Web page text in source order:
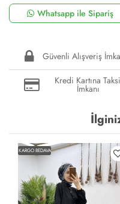
Whatsapp ile Sipariş
Güvenli Alışveriş
Kredi Kartına
İmkanı
KARGO BEDAVA